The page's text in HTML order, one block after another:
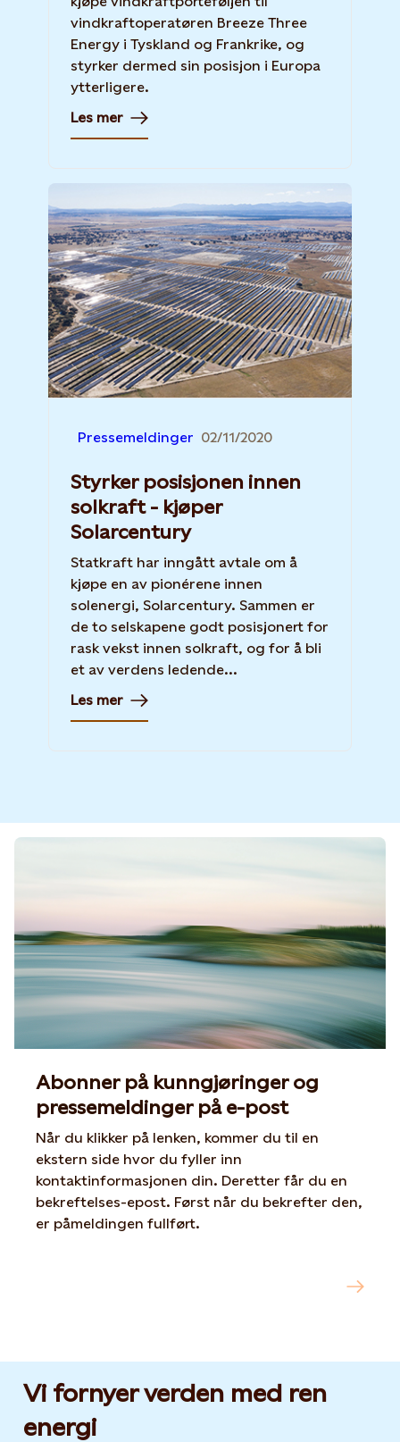
vindkraftoperatøren Breeze Three
Energy i Tyskland og Frankrike, og
styrker dermed sin posisjon i Europa
ytterligere.
Les mer
Pressemeldinger 02/11/2020
Styrker posisjonen innen
solkraft - kjøper
Solarcentury
Statkraft har inngått avtale om å
kjøpe en av pionérene innen
solenergi, Solarcentury. Sammen er
de to selskapene godt posisjonert for
rask vekst innen solkraft, og for å bli
et av verdens ledende...
Les mer
Abonner på kunngjøringer og
pressemeldinger på e-post
Når du klikker på lenken, kommer du til en
ekstern side hvor du fyller inn
kontaktinformasjonen din. Deretter får du en
bekreftelses-epost. Først når du bekrefter den,
er påmeldingen fullført.
Vi fornyer verden med ren
energi